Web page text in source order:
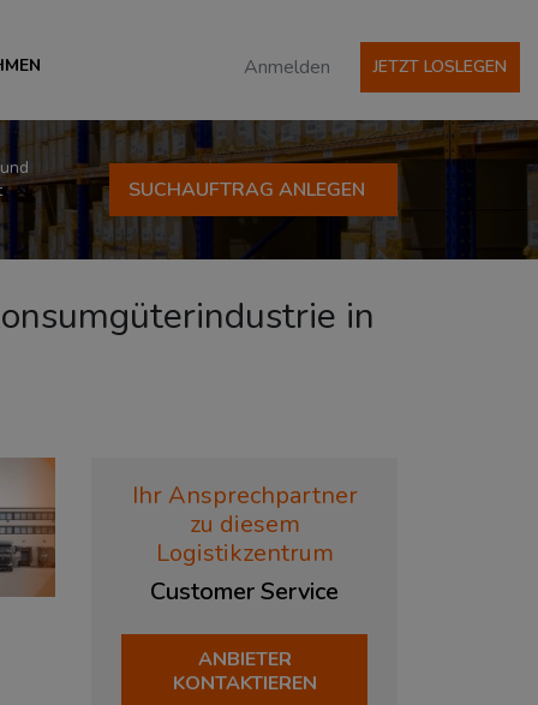
Anmelden JETZT LOSLEGEN
SUCHAUFTRAG ANLEGEN
in
Ihr Ansprechpartner
zu diesem
Logistikzentrum
CustomerService
ANBIETER
KONTAKTIEREN